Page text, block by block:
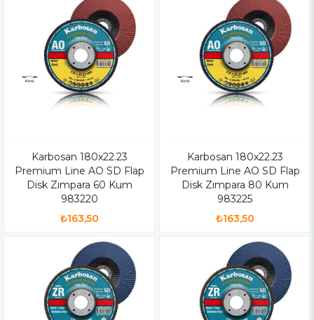
Karbosan 180x22.23
Premium Line AO SD Flap
Disk Zımpara 60 Kum
983220
₺163,50
Karbosan 180x22.23
Premium Line AO SD Flap
Disk Zımpara 80 Kum
983225
₺163,50